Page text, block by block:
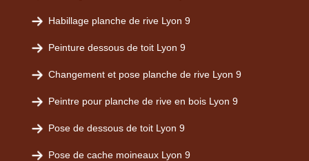
Habillage planche de rive Lyon 9
Peinture dessous de toit Lyon 9
Changement et pose planche de rive Lyon 9
Peintre pour planche de rive en bois Lyon 9
Pose de dessous de toit Lyon 9
Pose de cache moineaux Lyon 9